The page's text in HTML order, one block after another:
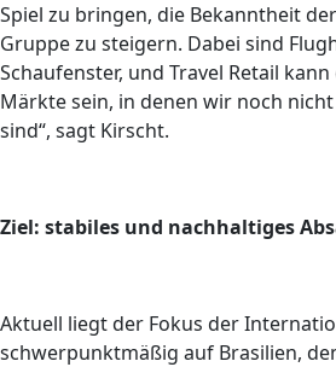
Spiel zu bringen, die Bekanntheit
Gruppe zu steigern. Dabei sind
Schaufenster, und Travel Retail
Märkte sein, in denen wir noch
sind“, sagt Kirscht.
Ziel: stabiles und nachhaltiges
Aktuell liegt der Fokus der
schwerpunktmäßig auf Brasilien,